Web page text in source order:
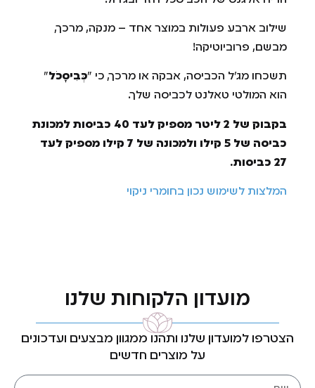
שילוב ארבע פעולות במוצר אחד – מנקה, מרכך,
מבשם, פרוביוטיקה!
תשכחו מג'ל הכביסה, אבקה או מרכך, כי "כְּבִיסָכֹל"
הוא המולטי טאלנט לכביסה שלך.
בקבוק של 2 ליטר מספיק לעד 40 כביסות למכונת
כביסה של 5 קילו ולמכונה של 7 קילו מספיק לעד
27 כביסות.
המלצות לשימוש נכון בחומרי ניקוי
מועדון הלקוחות שלנו
הצטרפו למועדון שלנו ותהנו ממגוון מבצעים ועדכונים
על מוצרים חדשים